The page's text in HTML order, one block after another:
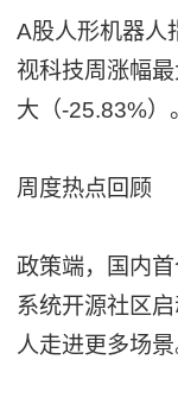
A股人形机器人
视科技周涨幅
大（-25.83%）
周度热点回顾
政策端，国内
系统开源社区
人走进更多场景